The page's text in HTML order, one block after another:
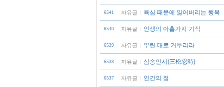
6541 자유글 욕심 때문에 잃어버리는 행복
6540 자유글 인생의 아홉가지 기적
6539 자유글 뿌린 대로 거두리라
6538 자유글 삼송인시(三松忍時)
6537 자유글 인간의 정